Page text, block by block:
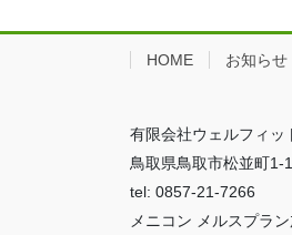
HOME お知らせ
有限会社ウェルフィッ
鳥取県鳥取市松並町1-
tel: 0857-21-7266
メニコン メルスプラ